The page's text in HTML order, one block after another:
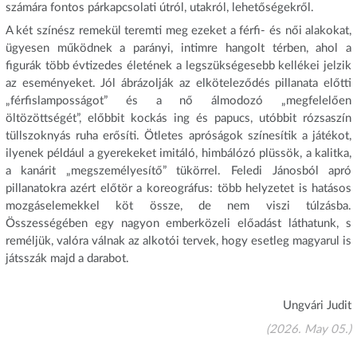
számára fontos párkapcsolati útról, utakról, lehetőségekről.
A két színész remekül teremti meg ezeket a férfi- és női alakokat,
ügyesen működnek a parányi, intimre hangolt térben, ahol a
figurák több évtizedes életének a legszükségesebb kellékei jelzik
az eseményeket. Jól ábrázolják az elköteleződés pillanata előtti
„férfislamposságot” és a nő álmodozó „megfelelően
öltözöttségét”, előbbit kockás ing és papucs, utóbbit rózsaszín
tüllszoknyás ruha erősíti. Ötletes apróságok színesítik a játékot,
ilyenek például a gyerekeket imitáló, himbálózó plüssök, a kalitka,
a kanárit „megszemélyesítő” tükörrel. Feledi Jánosból apró
pillanatokra azért előtör a koreográfus: több helyzetet is hatásos
mozgáselemekkel köt össze, de nem viszi túlzásba.
Összességében egy nagyon emberközeli előadást láthatunk, s
reméljük, valóra válnak az alkotói tervek, hogy esetleg magyarul is
játsszák majd a darabot.
Ungvári Judit
(2026. May 05.)